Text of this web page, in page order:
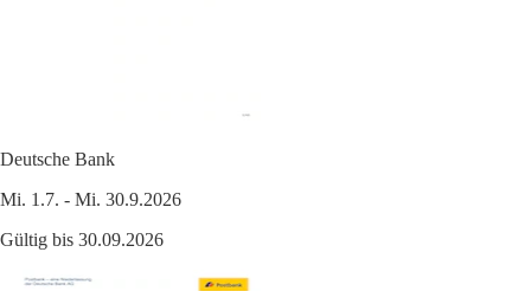
Deutsche Bank
Mi. 1.7. - Mi. 30.9.2026
Gültig bis 30.09.2026